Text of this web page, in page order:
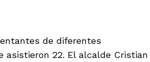
de diferentes
asistieron 22. El alcalde Cristian